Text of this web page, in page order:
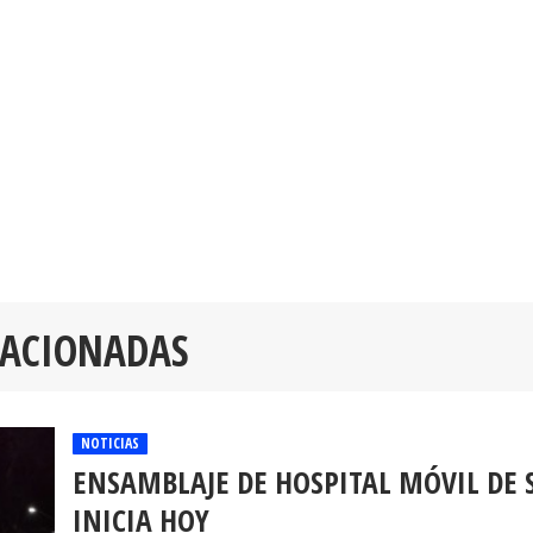
NOTICIAS
ENSAMBLAJE DE HOSPITAL MÓVIL DE
INICIA HOY